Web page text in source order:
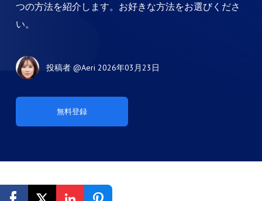
つの方法を紹介します。お好きな方法をお選びくださ
い。
投稿者 @Aeri 2026年03月23日